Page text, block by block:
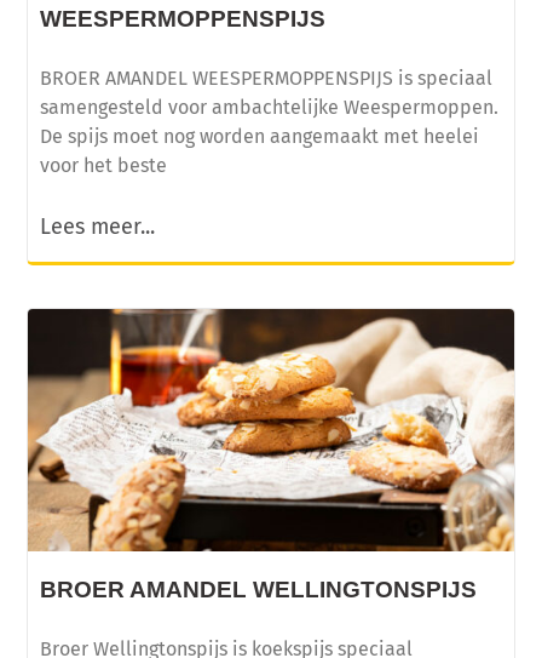
WEESPERMOPPENSPIJS
BROER AMANDEL WEESPERMOPPENSPIJS is speciaal
samengesteld voor ambachtelijke Weespermoppen.
De spijs moet nog worden aangemaakt met heelei
voor het beste
Lees meer...
BROER AMANDEL WELLINGTONSPIJS
Broer Wellingtonspijs is koekspijs speciaal